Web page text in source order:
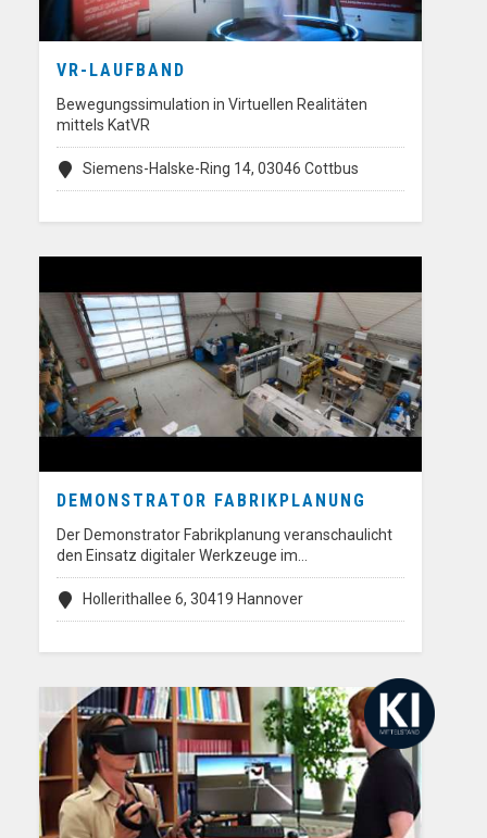
VR-LAUFBAND
Bewegungssimulation in Virtuellen Realitäten
mittels KatVR
Siemens-Halske-Ring 14, 03046 Cottbus
DEMONSTRATOR FABRIKPLANUNG
Der Demonstrator Fabrikplanung veranschaulicht
den Einsatz digitaler Werkzeuge im…
Hollerithallee 6, 30419 Hannover